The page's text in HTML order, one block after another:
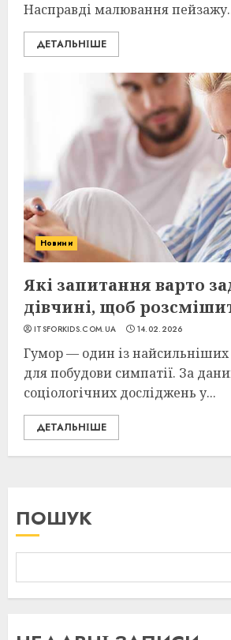
Насправді малювання
ДЕТАЛЬНІШЕ
Новини
Які запитання варто
дівчині, щоб
ITSFORKIDS.COM.UA 14.02.2026
Гумор — один із найсильніших
для побудови симпатії. За
соціологічних досліджень у...
ДЕТАЛЬНІШЕ
ПОШУК